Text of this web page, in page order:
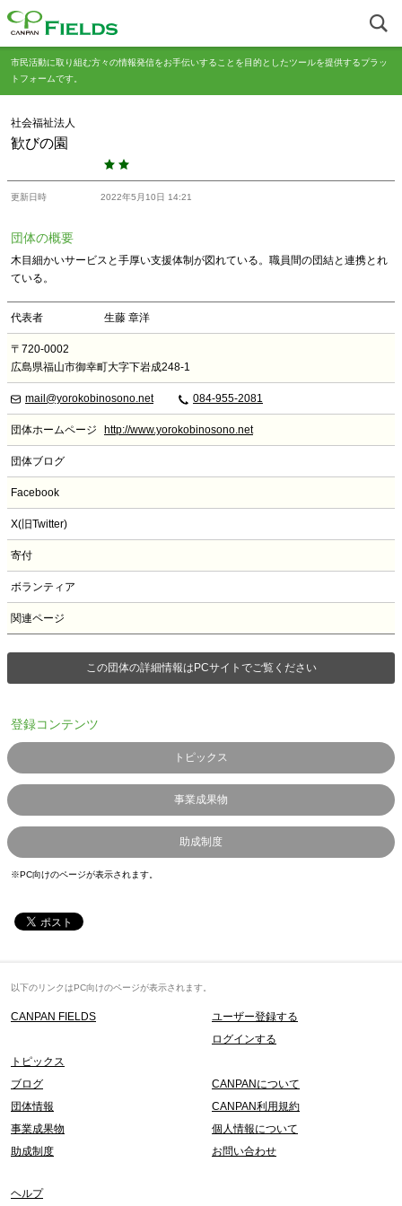
市民活動に取り組む方々の情報発信をお手伝いすることを目的としたツールを提供するプラッ
トフォームです。
社会福祉法人
歓びの園
更新日時 2022年5月10日 14:21
団体の概要
木目細かいサービスと手厚い支援体制が図れている。職員間の団結と連携とれ
ている。
代表者 生藤 章洋
〒720-0002
広島県福山市御幸町大字下岩成248-1
mail@yorokobinosono.net 084-955-2081
団体ホームページ http://www.yorokobinosono.net
団体ブログ
Facebook
X(旧Twitter)
寄付
ボランティア
関連ページ
この団体の詳細情報はPCサイトでご覧ください
登録コンテンツ
トピックス
事業成果物
助成制度
※PC向けのページが表示されます。
以下のリンクはPC向けのページが表示されます。
CANPAN FIELDS
ユーザー登録する
ログインする
トピックス
ブログ
団体情報
事業成果物
助成制度
CANPANについて
CANPAN利用規約
個人情報について
お問い合わせ
ヘルプ